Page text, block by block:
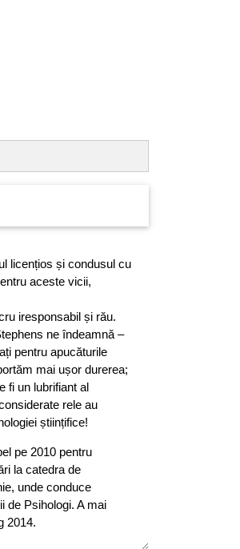
licențios și condusul cu
aceste vicii,
iresponsabil și rău.
ne îndeamnă –
pentru apucăturile
mai ușor durerea;
fi un lubrifiant al
rele au
științifice!
pe 2010 pentru
la catedra de
unde conduce
de Psihologi. A mai
2014.